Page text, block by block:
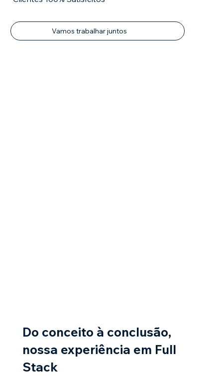
Vamos trabalhar juntos
Do conceito à conclusão,
nossa experiência em Full
Stack